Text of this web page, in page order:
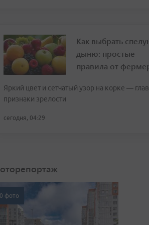
Как выбрать
дыню: простые
правила от
Яркий цвет и сетчатый узор на корке —
признаки зрелости
сегодня, 04:29
фото